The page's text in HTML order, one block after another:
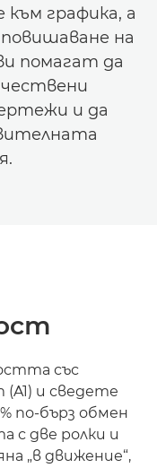
графика, а
на
помагат да
и да
със
и сведете
по-бърз обмен
с две ролки и
„в движение“,